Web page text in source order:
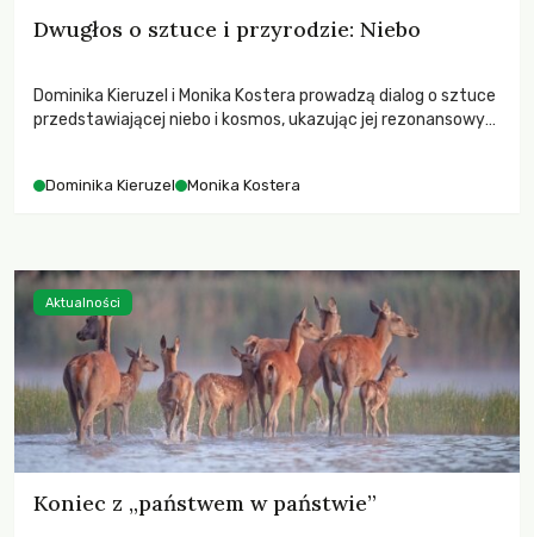
Dwugłos o sztuce i przyrodzie: Niebo
Dominika Kieruzel i Monika Kostera prowadzą dialog o sztuce
przedstawiającej niebo i kosmos, ukazując jej rezonansowy
Dominika Kieruzel Monika Kostera
Koniec z „państwem w państwie”
Aktualności